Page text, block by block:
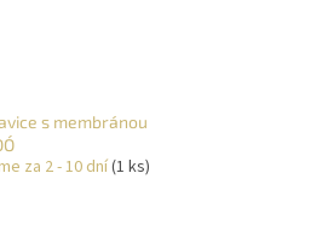
s membránou
za 2 - 10 dní(1 ks)